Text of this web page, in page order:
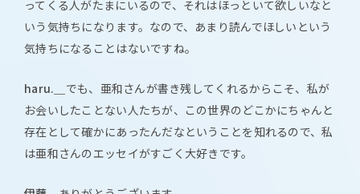
ってくる人がたまにいるので、それはほっといて欲しいなと
いう気持ちになります。なので、あまり読んでほしいという
気持ちになることはないですね。
haru.＿ でも、亜和さんが書き残してくれるからこそ、私が
お会いしたことない人たちが、この世界のどこかにちゃんと
存在として確かにあったんだなということを知れるので、私
は亜和さんのエッセイがすごく大好きです。